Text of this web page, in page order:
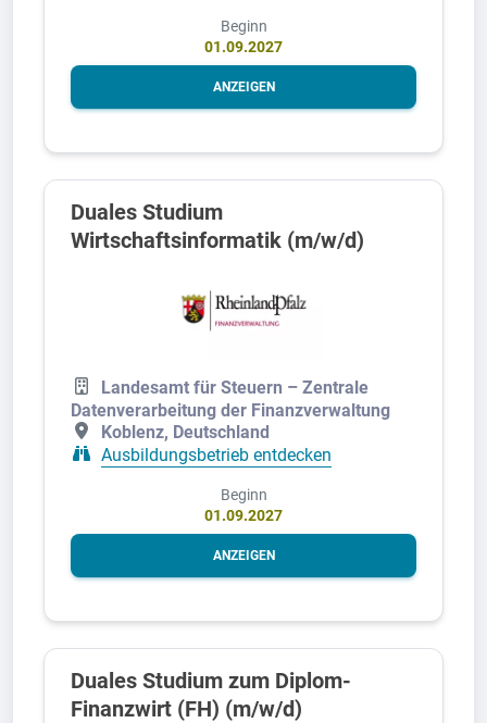
Beginn
01.09.2027
ANZEIGEN
Duales Studium
Wirtschaftsinformatik (m/w/d)
Landesamt für Steuern – Zentrale
Datenverarbeitung der Finanzverwaltung
Koblenz, Deutschland
Ausbildungsbetrieb entdecken
Beginn
01.09.2027
ANZEIGEN
Duales Studium zum Diplom-
Finanzwirt (FH) (m/w/d)